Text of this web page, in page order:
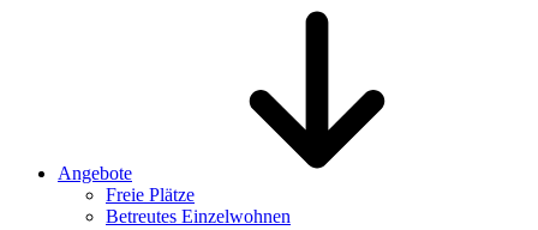
Angebote
Freie Plätze
Betreutes Einzelwohnen